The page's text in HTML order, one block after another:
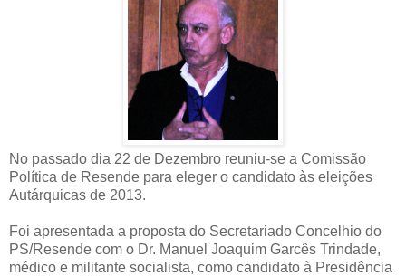
No passado dia 22 de Dezembro reuniu-se a Comissão
Política de Resende para eleger o candidato às eleições
Autárquicas de 2013.
Foi apresentada a proposta do Secretariado Concelhio do
PS/Resende com o Dr. Manuel Joaquim Garcês Trindade,
médico e militante socialista, como candidato à Presidência